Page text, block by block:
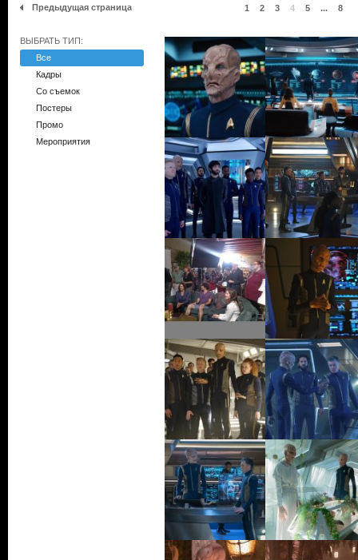
Предыдущая страница 1 2 3 4 5 ... 8
ВЫБРАТЬ ТИП:
Все
Кадры
Со съемок
Постеры
Промо
Мероприятия